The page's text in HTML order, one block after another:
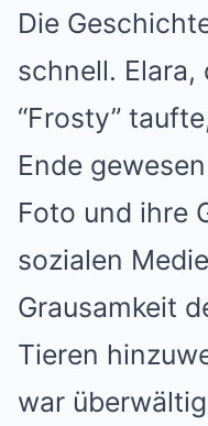
Die
schnell. Elara,
“Frosty”
Ende
Foto und ihre
sozialen
Grausamkeit
Tieren
war